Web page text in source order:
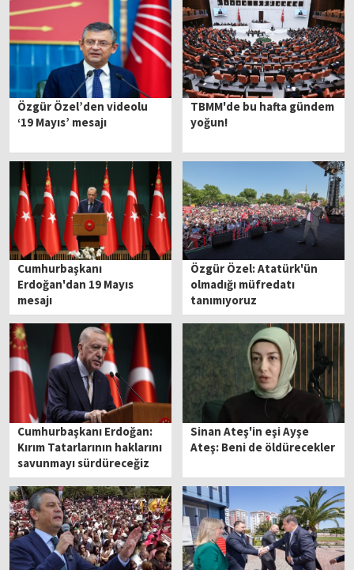
Özgür Özel’den videolu
‘19 Mayıs’ mesajı
TBMM'de bu hafta gündem
yoğun!
Cumhurbaşkanı
Erdoğan'dan 19 Mayıs
mesajı
Özgür Özel: Atatürk'ün
olmadığı müfredatı
tanımıyoruz
Cumhurbaşkanı Erdoğan:
Kırım Tatarlarının haklarını
savunmayı sürdüreceğiz
Sinan Ateş'in eşi Ayşe
Ateş: Beni de öldürecekler